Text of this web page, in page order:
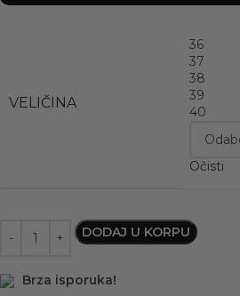
VELIČINA
36
37
38
39
40
Očisti
DODAJ U KORPU
Brza isporuka!